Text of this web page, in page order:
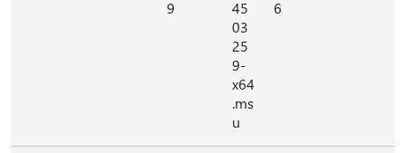
9
45
03
25
9-
x64
.ms
u
6